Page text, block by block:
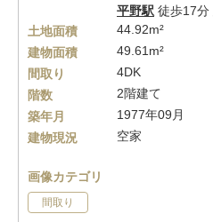
平野駅 徒歩17分
土地面積
44.92m²
建物面積
49.61m²
間取り
4DK
階数
2階建て
築年月
1977年09月
建物現況
空家
画像カテゴリ
間取り